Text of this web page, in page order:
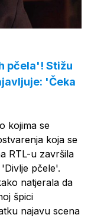
pčela'! Stižu
'Čeka
kojima se
koja se
RTL-u završila
pčele'.
natjerala da
špici
najavu scena